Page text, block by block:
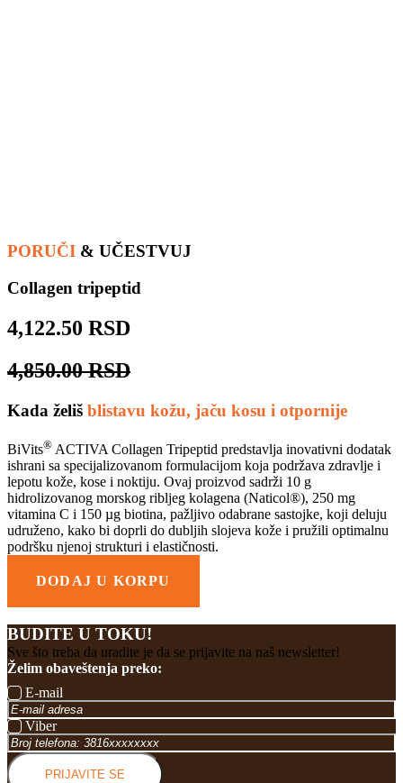
PORUČI & UČESTVUJ
Collagen tripeptid
4,122.50 RSD
4,850.00 RSD
Kada želiš blistavu kožu, jaču kosu i otpornije
BiVits® ACTIVA Collagen Tripeptid predstavlja inovativni dodatak
ishrani sa specijalizovanom formulacijom koja podržava zdravlje i
lepotu kože, kose i noktiju. Ovaj proizvod sadrži 10 g
hidrolizovanog morskog ribljeg kolagena (Naticol®), 250 mg
vitamina C i 150 µg biotina, pažljivo odabrane sastojke, koji deluju
udruženo, kako bi doprli do dubljih slojeva kože i pružili optimalnu
podršku njenoj strukturi i elastičnosti.
DODAJ U KORPU
BUDITE U TOKU!
Sve što treba da uradite je da se prijavite na naš newsletter!
Želim obaveštenja preko:
E-mail
Viber
PRIJAVITE SE